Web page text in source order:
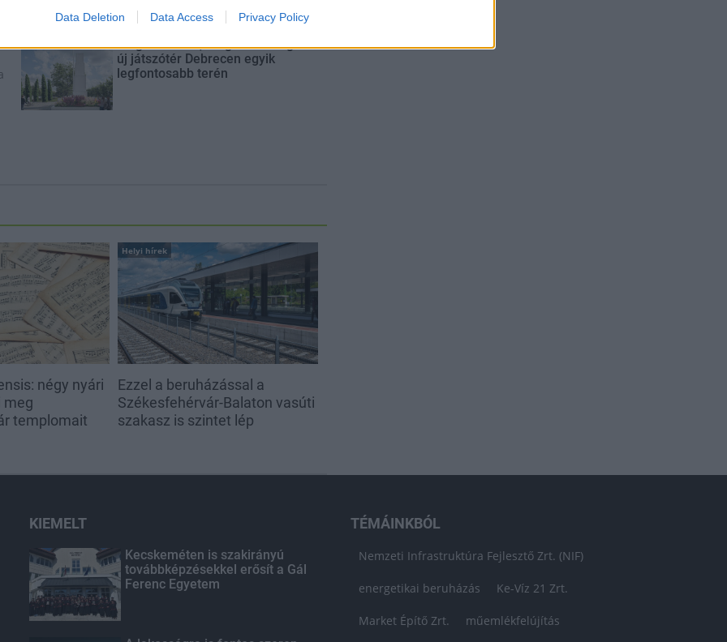
Data Deletion Data Access Privacy Policy
Még több zöld, még több virág és
új játszótér Debrecen egyik
legfontosabb terén
négy nyári
meg
templomait
Helyi hírek
Ezzel a beruházással a
Székesfehérvár-Balaton vasúti
szakasz is szintet lép
KIEMELT
Kecskeméten is szakirányú
továbbképzésekkel erősít a Gál
Ferenc Egyetem
TÉMÁINKBÓL
Nemzeti Infrastruktúra Fejlesztő Zrt. (NIF)
energetikai beruházás Ke-Víz 21 Zrt.
Market Építő Zrt. műemlékfelújítás